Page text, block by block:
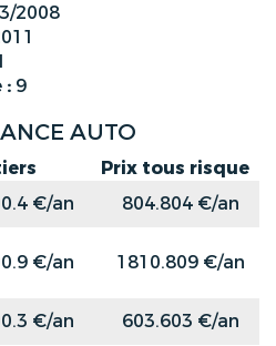
2008
: 9
AUTO
Prix tous risque
€/an
804.804 €/an
€/an 1810.809 €/an
€/an 603.603 €/an